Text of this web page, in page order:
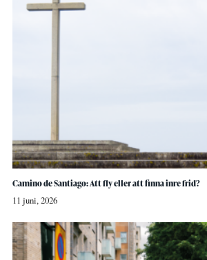
Camino de Santiago: Att fly eller att finna inre frid?
11 juni, 2026